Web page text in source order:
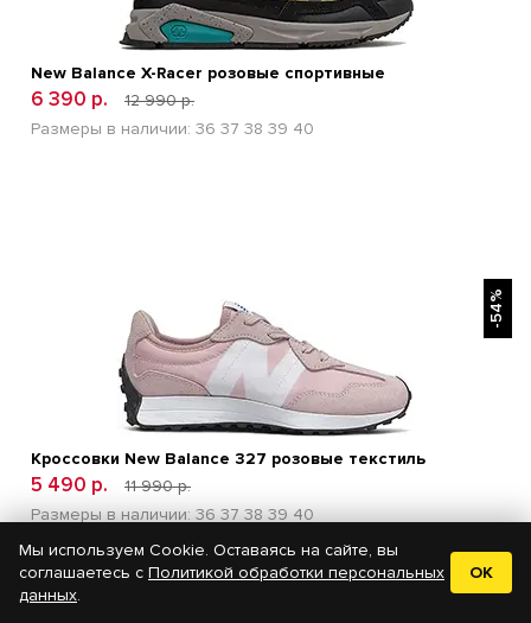
New Balance X-Racer розовые спортивные
6 390 р.
12 990 р.
Размеры в наличии: 36 37 38 39 40
-54%
Кроссовки New Balance 327 розовые текстиль
5 490 р.
11 990 р.
Размеры в наличии: 36 37 38 39 40
Мы используем Cookie. Оставаясь на сайте, вы
соглашаетесь с Политикой обработки персональных
данных.
OK